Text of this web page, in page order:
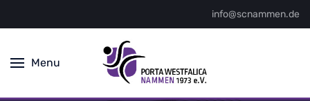
info@scnammen.de
Menu